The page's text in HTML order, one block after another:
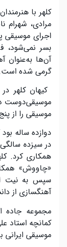
کلهر با
مرادی، شهرام
اجرای موسیقی
بسر نمی‌شود،
آن‌ها به‌عنوان
گرمی شده
موسیقی‌دوست
موسیقی را از
دوازده ساله
در سیزده سالگی
همکاری کرد.
«چاووش»
سپس به نیت
آهنگسازی از
مجموعه جاده
کمانچه استاد
موسیقی ایرانی